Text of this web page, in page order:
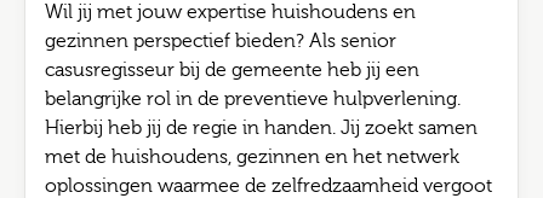
Wil jij met jouw expertise huishoudens en
gezinnen perspectief bieden? Als senior
casusregisseur bij de gemeente heb jij een
belangrijke rol in de preventieve hulpverlening.
Hierbij heb jij de regie in handen. Jij zoekt samen
met de huishoudens, gezinnen en het netwerk
oplossingen waarmee de zelfredzaamheid vergoot